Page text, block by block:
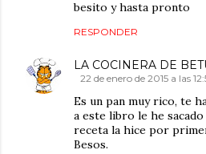
besito y hasta pronto
RESPONDER
LA COCINERA DE
22 de enero de 2015 a las
Es un pan muy rico, te
a este libro le he
receta la hice por
Besos.